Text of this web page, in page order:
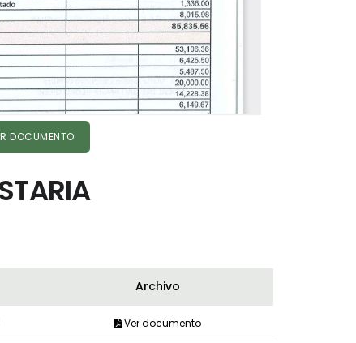
DOCUMENTO
Archivo
Ver documento